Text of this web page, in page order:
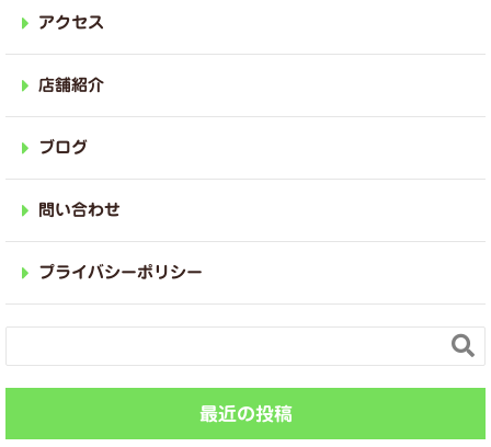
アクセス
店舗紹介
ブログ
問い合わせ
プライバシーポリシー

最近の投稿